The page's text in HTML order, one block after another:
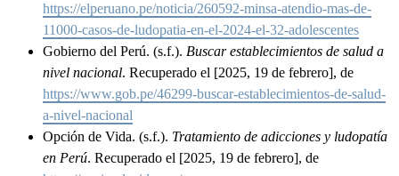
https://elperuano.pe/noticia/260592-minsa-atendio-mas-de-
11000-casos-de-ludopatia-en-el-2024-el-32-adolescentes
Gobierno del Perú. (s.f.). Buscar establecimientos de salud a
nivel nacional. Recuperado el [2025, 19 de febrero], de
https://www.gob.pe/46299-buscar-establecimientos-de-salud-
a-nivel-nacional
Opción de Vida. (s.f.). Tratamiento de adicciones y ludopatía
en Perú. Recuperado el [2025, 19 de febrero], de